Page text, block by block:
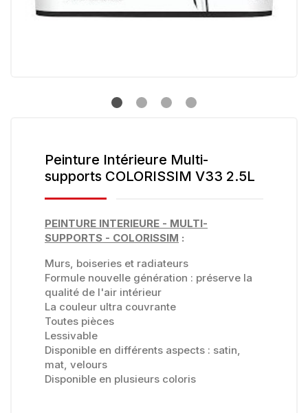
Peinture Intérieure Multi-
supports COLORISSIM V33 2.5L
PEINTURE INTERIEURE - MULTI-
SUPPORTS - COLORISSIM :
Murs, boiseries et radiateurs
Formule nouvelle génération : préserve la
qualité de l'air intérieur
La couleur ultra couvrante
Toutes pièces
Lessivable
Disponible en différents aspects : satin,
mat, velours
Disponible en plusieurs coloris